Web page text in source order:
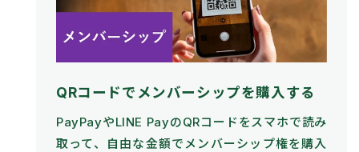
QRコードでメンバーシップを購入する
PayPayやLINE PayのQRコードをスマホで読み
取って、自由な金額でメンバーシップ権を購入